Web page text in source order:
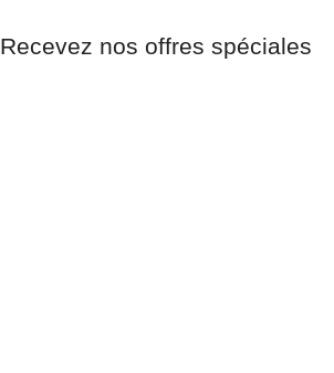
Recevez nos offres spéciales